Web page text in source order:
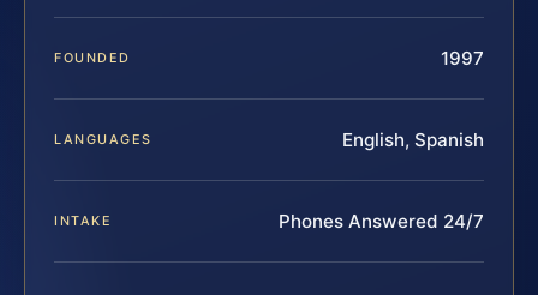
FOUNDED 1997
LANGUAGES English, Spanish
INTAKE Phones Answered 24/7